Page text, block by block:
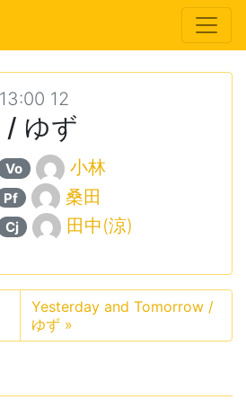
13:00 12
/ ゆず
Vo 小林
Pf 桑田
Cj 田中(涼)
Yesterday and Tomorrow /
ゆず »